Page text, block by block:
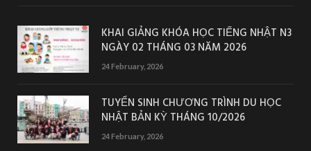
KHAI GIẢNG KHÓA HỌC TIẾNG NHẬT N3
NGÀY 02 THÁNG 03 NĂM 2026
24 February, 2026
TUYỂN SINH CHƯƠNG TRÌNH DU HỌC
NHẬT BẢN KỲ THÁNG 10/2026
24 February, 2026